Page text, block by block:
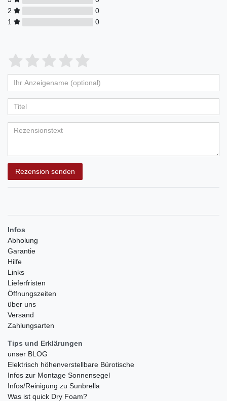
2
0
1
0
Bewertungssterne
von
5
Bewertungssternen
4
von
5
Bewertungssternen
3
von
5
Bewertungssternen
2
von
5
Bewertungssternen
1
von
5
Bewertungssternen
Anzeigename
(optional)
Rezension senden
Infos
Abholung
Garantie
Hilfe
Links
Lieferfristen
Öffnungszeiten
über uns
Versand
Zahlungsarten
Tips und Erklärungen
unser BLOG
Elektrisch höhenverstellbare Bürotische
Infos zur Montage Sonnensegel
Infos/Reinigung zu Sunbrella
Was ist quick Dry Foam?